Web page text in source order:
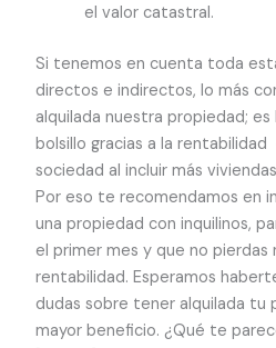
el valor catastral.
Si tenemos en cuenta toda
directos e indirectos, lo más
alquilada nuestra propiedad;
bolsillo gracias a la
sociedad al incluir más
Por eso te recomendamos en
una propiedad con inquilinos,
el primer mes y que no pierdas
rentabilidad. Esperamos
dudas sobre tener alquilada tu
mayor beneficio. ¿Qué te